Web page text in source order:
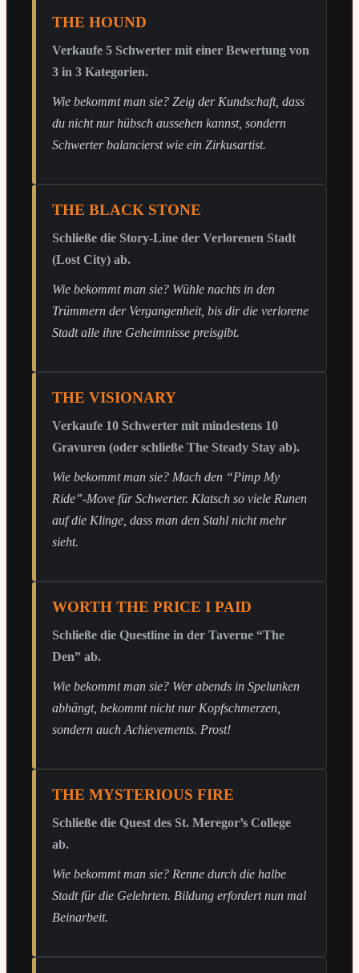
THE HOUND
Verkaufe 5 Schwerter mit einer Bewertung von
3 in 3 Kategorien.
Wie bekommt man sie? Zeig der Kundschaft, dass
du nicht nur hübsch aussehen kannst, sondern
Schwerter balancierst wie ein Zirkusartist.
THE BLACK STONE
Schließe die Story-Line der Verlorenen Stadt
(Lost City) ab.
Wie bekommt man sie? Wühle nachts in den
Trümmern der Vergangenheit, bis dir die verlorene
Stadt alle ihre Geheimnisse preisgibt.
THE VISIONARY
Verkaufe 10 Schwerter mit mindestens 10
Gravuren (oder schließe The Steady Stay ab).
Wie bekommt man sie? Mach den “Pimp My
Ride”-Move für Schwerter. Klatsch so viele Runen
auf die Klinge, dass man den Stahl nicht mehr
sieht.
WORTH THE PRICE I PAID
Schließe die Questline in der Taverne “The
Den” ab.
Wie bekommt man sie? Wer abends in Spelunken
abhängt, bekommt nicht nur Kopfschmerzen,
sondern auch Achievements. Prost!
THE MYSTERIOUS FIRE
Schließe die Quest des St. Meregor’s College
ab.
Wie bekommt man sie? Renne durch die halbe
Stadt für die Gelehrten. Bildung erfordert nun mal
Beinarbeit.